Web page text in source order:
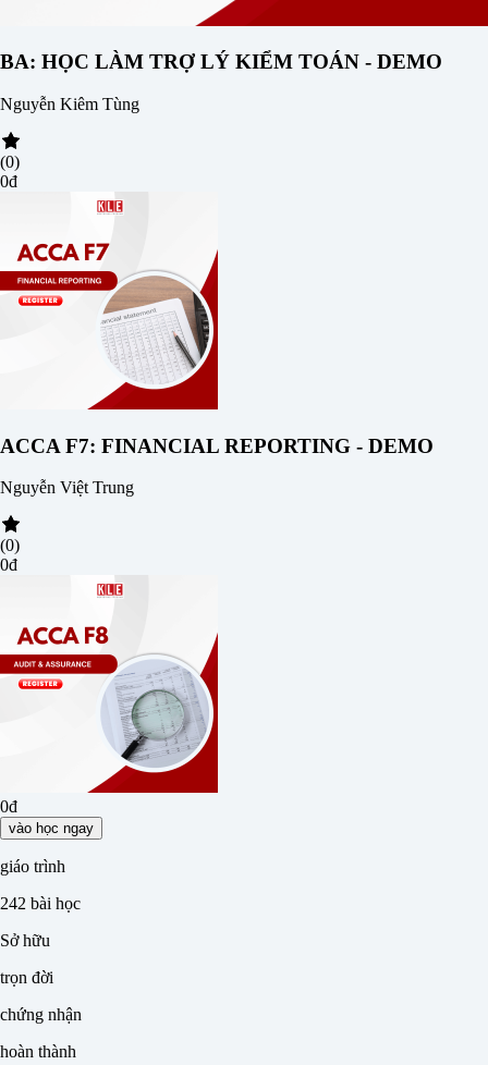
BA: HỌC LÀM TRỢ LÝ KIỂM TOÁN - DEMO
Nguyễn Kiêm Tùng
(0)
0đ
ACCA F7: FINANCIAL REPORTING - DEMO
Nguyễn Việt Trung
(0)
0đ
0đ
vào học ngay
giáo trình
242 bài học
Sở hữu
trọn đời
chứng nhận
hoàn thành